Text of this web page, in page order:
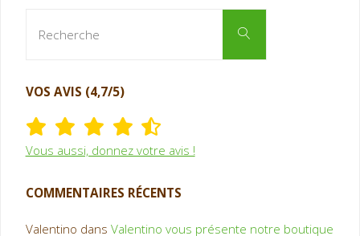
:
Recherche
VOS AVIS (4,7/5)
Vous aussi, donnez votre avis !
COMMENTAIRES RÉCENTS
Valentino dans Valentino vous présente notre boutique